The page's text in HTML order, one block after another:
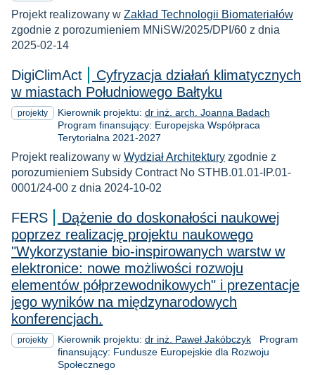
Projekt realizowany w Zakład Technologii Biomateriałów
zgodnie z porozumieniem MNiSW/2025/DPI/60 z dnia
2025-02-14
DigiClimAct
Cyfryzacja działań klimatycznych
w miastach Południowego Bałtyku
projekty Kierownik projektu: dr inż. arch. Joanna Badach
Program finansujący: Europejska Współpraca
Terytorialna 2021-2027
Projekt realizowany w Wydział Architektury zgodnie z
porozumieniem Subsidy Contract No STHB.01.01-IP.01-
0001/24-00 z dnia 2024-10-02
FERS
Dążenie do doskonałości naukowej
poprzez realizację projektu naukowego
"Wykorzystanie bio-inspirowanych warstw w
elektronice: nowe możliwości rozwoju
elementów półprzewodnikowych" i prezentacje
jego wyników na międzynarodowych
konferencjach.
projekty Kierownik projektu: dr inż. Paweł JakóbczykProgram
finansujący: Fundusze Europejskie dla Rozwoju
Społecznego